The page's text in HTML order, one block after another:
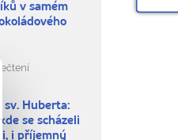
v samém
sv. Huberta:
se scházeli
i příjemný